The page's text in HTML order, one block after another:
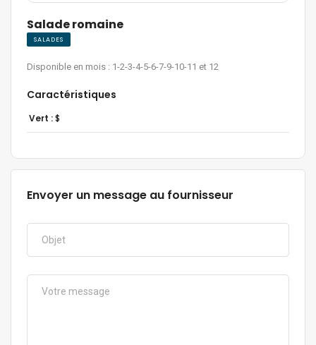
Salade romaine
SALADES
Disponible en mois : 1-2-3-4-5-6-7-9-10-11 et 12
Caractéristiques
Vert :$
Envoyer un message au fournisseur